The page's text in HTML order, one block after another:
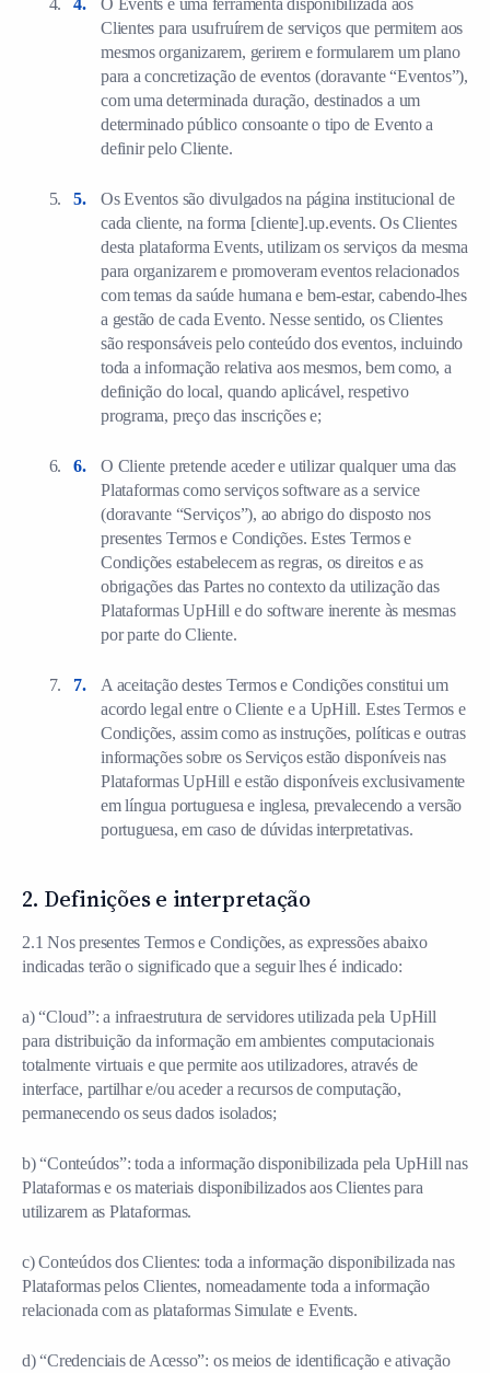
O Events é uma ferramenta disponibilizada aos
Clientes para usufruírem de serviços que permitem aos
mesmos organizarem, gerirem e formularem um plano
para a concretização de eventos (doravante “Eventos”),
com uma determinada duração, destinados a um
determinado público consoante o tipo de Evento a
definir pelo Cliente.
Os Eventos são divulgados na página institucional de
cada cliente, na forma [cliente].up.events. Os Clientes
desta plataforma Events, utilizam os serviços da mesma
para organizarem e promoveram eventos relacionados
com temas da saúde humana e bem-estar, cabendo-lhes
a gestão de cada Evento. Nesse sentido, os Clientes
são responsáveis pelo conteúdo dos eventos, incluindo
toda a informação relativa aos mesmos, bem como, a
definição do local, quando aplicável, respetivo
programa, preço das inscrições e;
O Cliente pretende aceder e utilizar qualquer uma das
Plataformas como serviços software as a service
(doravante “Serviços”), ao abrigo do disposto nos
presentes Termos e Condições. Estes Termos e
Condições estabelecem as regras, os direitos e as
obrigações das Partes no contexto da utilização das
Plataformas UpHill e do software inerente às mesmas
por parte do Cliente.
A aceitação destes Termos e Condições constitui um
acordo legal entre o Cliente e a UpHill. Estes Termos e
Condições, assim como as instruções, políticas e outras
informações sobre os Serviços estão disponíveis nas
Plataformas UpHill e estão disponíveis exclusivamente
em língua portuguesa e inglesa, prevalecendo a versão
portuguesa, em caso de dúvidas interpretativas.
2. Definições e interpretação
2.1 Nos presentes Termos e Condições, as expressões abaixo
indicadas terão o significado que a seguir lhes é indicado:
a) “Cloud”: a infraestrutura de servidores utilizada pela UpHill
para distribuição da informação em ambientes computacionais
totalmente virtuais e que permite aos utilizadores, através de
interface, partilhar e/ou aceder a recursos de computação,
permanecendo os seus dados isolados;
b) “Conteúdos”: toda a informação disponibilizada pela UpHill nas
Plataformas e os materiais disponibilizados aos Clientes para
utilizarem as Plataformas.
c) Conteúdos dos Clientes: toda a informação disponibilizada nas
Plataformas pelos Clientes, nomeadamente toda a informação
relacionada com as plataformas Simulate e Events.
d) “Credenciais de Acesso”: os meios de identificação e ativação